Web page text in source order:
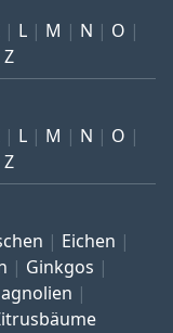
L M N
O
Z
L M N
O
Z
Eichen
Ginkgos